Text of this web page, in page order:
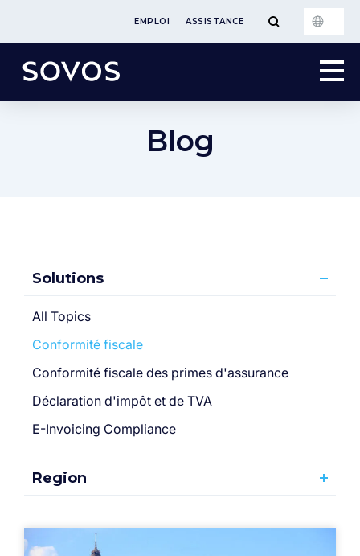
EMPLOI ASSISTANCE
Blog
Solutions
All Topics
Conformité fiscale
Conformité fiscale des primes d'assurance
Déclaration d'impôt et de TVA
E-Invoicing Compliance
Region